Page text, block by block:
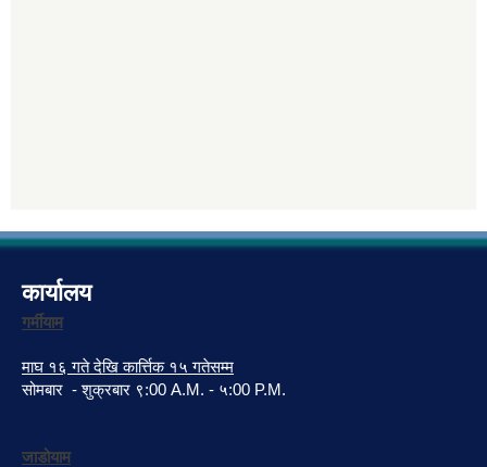
कार्यालय
गर्मीयाम
माघ १६ गते देखि कार्त्तिक १५ गतेसम्म
सोमबार - शुक्रबार ९:00 A.M. - ५:00 P.M.
जाडोयाम